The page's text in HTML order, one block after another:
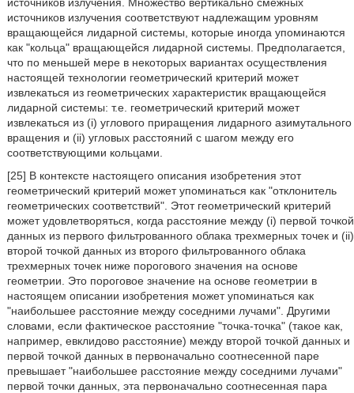
источников излучения соответствуют надлежащим уровням
вращающейся лидарной системы, которые иногда упоминаются
как "кольца" вращающейся лидарной системы. Предполагается,
что по меньшей мере в некоторых вариантах осуществления
настоящей технологии геометрический критерий может
извлекаться из геометрических характеристик вращающейся
лидарной системы: т.е. геометрический критерий может
извлекаться из (i) углового приращения лидарного азимутального
вращения и (ii) угловых расстояний с шагом между его
соответствующими кольцами.
[25] В контексте настоящего описания изобретения этот
геометрический критерий может упоминаться как "отклонитель
геометрических соответствий". Этот геометрический критерий
может удовлетворяться, когда расстояние между (i) первой точкой
данных из первого фильтрованного облака трехмерных точек и (ii)
второй точкой данных из второго фильтрованного облака
трехмерных точек ниже порогового значения на основе
геометрии. Это пороговое значение на основе геометрии в
настоящем описании изобретения может упоминаться как
"наибольшее расстояние между соседними лучами". Другими
словами, если фактическое расстояние "точка-точка" (такое как,
например, евклидово расстояние) между второй точкой данных и
первой точкой данных в первоначально соотнесенной паре
превышает "наибольшее расстояние между соседними лучами"
первой точки данных, эта первоначально соотнесенная пара